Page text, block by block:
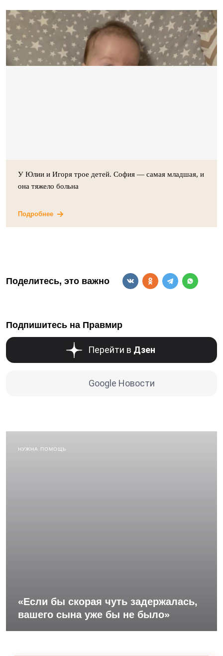
У Юлии и Игоря трое детей. София — самая младшая, и
она тяжело больна
Подробнее
Поделитесь, это важно
Подпишитесь на Правмир
Перейти в Дзен
Google Новости
НУЖНА ПОМОЩЬ
«Если бы скорая чуть задержалась,
вашего сына уже бы не было»